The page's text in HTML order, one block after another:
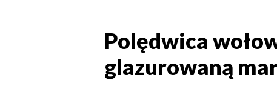
Polędwica
Polędwica
glazurowaną